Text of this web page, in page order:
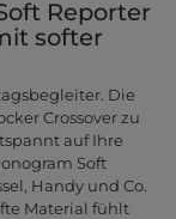
Reporter
softer
Die
Crossover zu
auf Ihre
Soft
Handy und Co.
Material fühlt